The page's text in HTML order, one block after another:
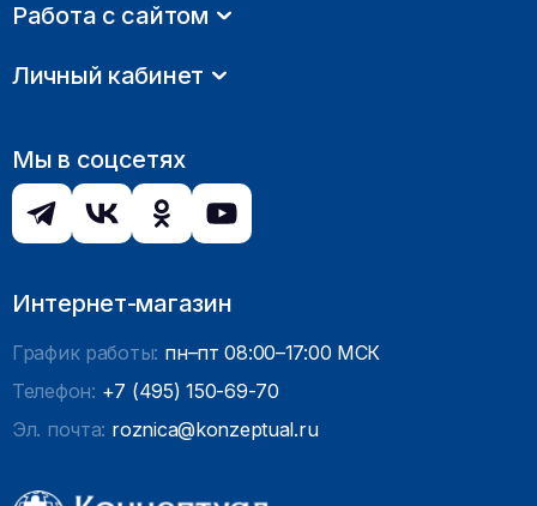
Работа с сайтом
Личный кабинет
Мы в соцсетях
Интернет-магазин
График работы: пн–пт 08:00–17:00 МСК
Телефон: +7 (495) 150-69-70
Эл. почта: roznica@konzeptual.ru